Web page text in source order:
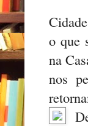
o que
na
nos